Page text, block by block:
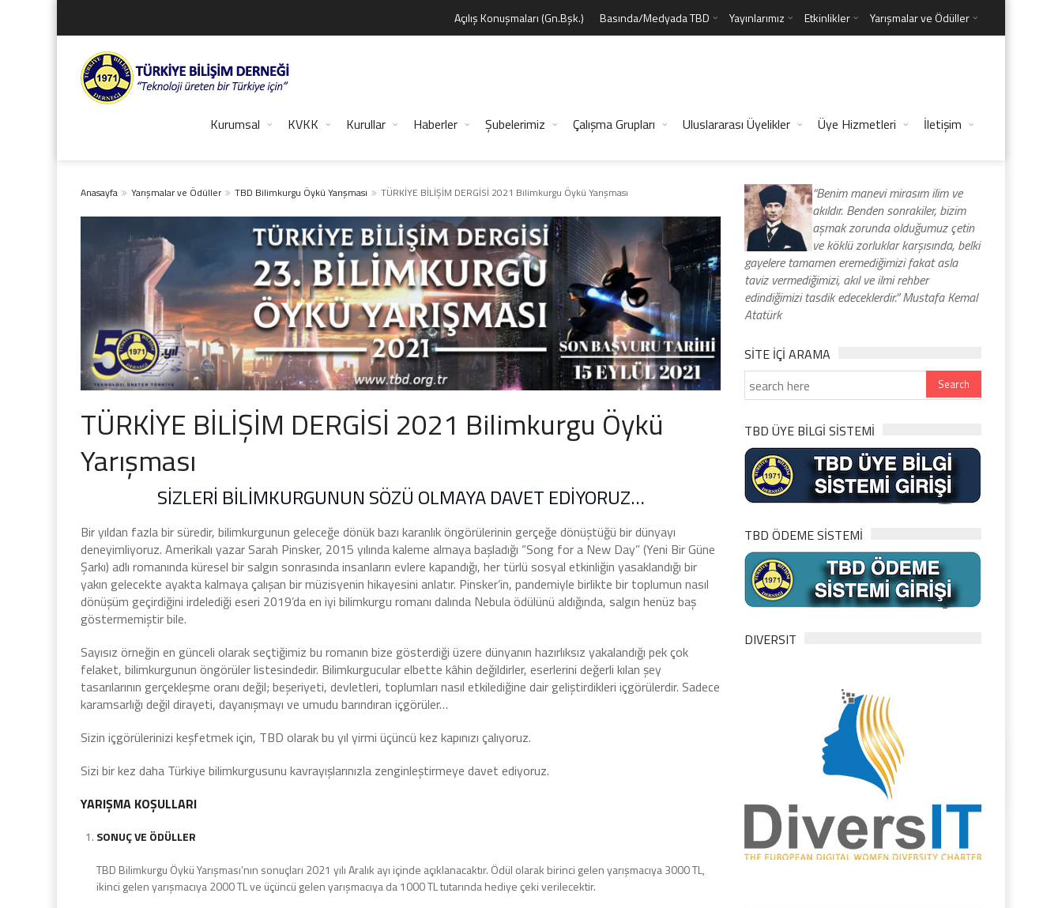
Açılış Konuşmaları (Gn.Bşk.) Basında/Medyada TBD Yayınlarımız Etkinlikler Yarışmalar ve Ödüller
Kurumsal KVKK Kurullar Haberler Şubelerimiz Çalışma Grupları Uluslararası Üyelikler Üye Hizmetleri İletişim
Anasayfa Yarışmalar ve Ödüller TBD Bilimkurgu Öykü Yarışması TÜRKİYE BİLİŞİM DERGİSİ 2021 Bilimkurgu Öykü Yarışması
TÜRKİYE BİLİŞİM DERGİSİ 2021 Bilimkurgu Öykü
Yarışması
SİZLERİ BİLİMKURGUNUN SÖZÜ OLMAYA DAVET EDİYORUZ…
Bir yıldan fazla bir süredir, bilimkurgunun geleceğe dönük bazı karanlık öngörülerinin gerçeğe dönüştüğü bir dünyayı
deneyimliyoruz. Amerikalı yazar Sarah Pinsker, 2015 yılında kaleme almaya başladığı “Song for a New Day” (Yeni Bir Güne
Şarkı) adlı romanında küresel bir salgın sonrasında insanların evlere kapandığı, her türlü sosyal etkinliğin yasaklandığı bir
yakın gelecekte ayakta kalmaya çalışan bir müzisyenin hikayesini anlatır. Pinsker’in, pandemiyle birlikte bir toplumun nasıl
dönüşüm geçirdiğini irdelediği eseri 2019’da en iyi bilimkurgu romanı dalında Nebula ödülünü aldığında, salgın henüz baş
göstermemiştir bile.
Sayısız örneğin en günceli olarak seçtiğimiz bu romanın bize gösterdiği üzere dünyanın hazırlıksız yakalandığı pek çok
felaket, bilimkurgunun öngörüler listesindedir. Bilimkurgucular elbette kâhin değildirler, eserlerini değerli kılan şey
tasarılarının gerçekleşme oranı değil; beşeriyeti, devletleri, toplumları nasıl etkilediğine dair geliştirdikleri içgörülerdir. Sadece
karamsarlığı değil dirayeti, dayanışmayı ve umudu barındıran içgörüler…
Sizin içgörülerinizi keşfetmek için, TBD olarak bu yıl yirmi üçüncü kez kapınızı çalıyoruz.
Sizi bir kez daha Türkiye bilimkurgusunu kavrayışlarınızla zenginleştirmeye davet ediyoruz.
YARIŞMA KOŞULLARI
SONUÇ VE ÖDÜLLER
TBD Bilimkurgu Öykü Yarışması’nın sonuçları 2021 yılı Aralık ayı içinde açıklanacaktır. Ödül olarak birinci gelen yarışmacıya 3000 TL,
ikinci gelen yarışmacıya 2000 TL ve üçüncü gelen yarışmacıya da 1000 TL tutarında hediye çeki verilecektir.
“Benim manevi mirasım ilim ve
akıldır. Benden sonrakiler, bizim
aşmak zorunda olduğumuz çetin
ve köklü zorluklar karşısında, belki
gayelere tamamen eremediğimizi fakat asla
taviz vermediğimizi, akıl ve ilmi rehber
edindiğimizi tasdik edeceklerdir.” Mustafa Kemal
Atatürk
SITE IÇI ARAMA
TBD ÜYE BİLGİ SİSTEMİ
TBD ÖDEME SİSTEMİ
DIVERSIT